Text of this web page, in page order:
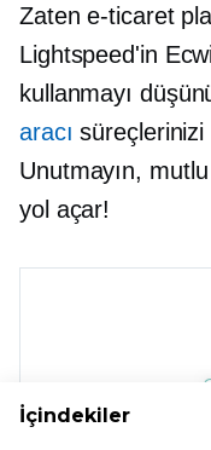
Zaten e-ticaret
Lightspeed'in
kullanmayı
aracı süreçlerinizi
Unutmayın,
yol açar!
İçindekiler